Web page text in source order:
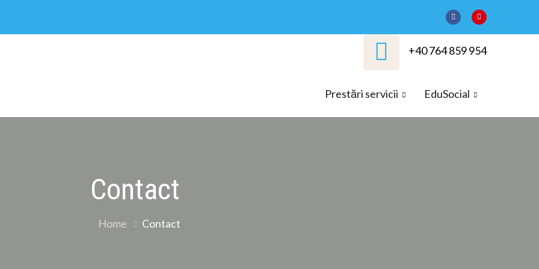
+40 764 859 954
Prestări servicii EduSocial
Contact
Home Contact